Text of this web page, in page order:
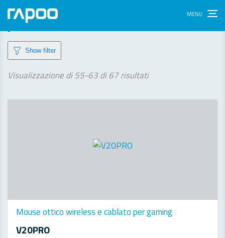
products
Show filter
Visualizzazione di 55-63 di 67 risultatiOrdina
base
Mouse ottico wireless e cablato per gaming
V20PRO